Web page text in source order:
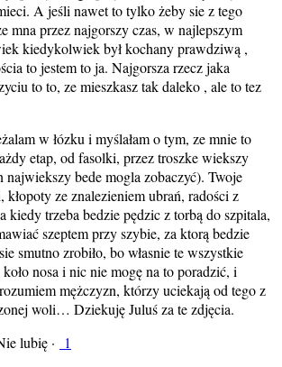
A jeśli nawet to tylko żeby sie z tego
mna przez najgorszy czas, w najlepszym
kiedykolwiek był kochany prawdziwą ,
to jestem to ja. Najgorsza rzecz jaka
to to, ze mieszkasz tak daleko , ale to tez
w łózku i myślałam o tym, ze mnie to
etap, od fasolki, przez troszke wiekszy
najwiekszy bede mogla zobaczyć). Twoje
ze znalezieniem ubrań, radości z
kiedy trzeba bedzie pędzic z torbą do szpitala,
szeptem przy szybie, za ktorą bedzie
smutno zrobiło, bo własnie te wszystkie
nosa i nic nie mogę na to poradzić, i
mężczyzn, którzy uciekają od tego z
woli… Dziekuję Juluś za te zdjęcia.
lubię ·
1